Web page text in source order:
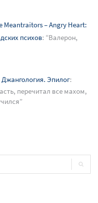
Meantraitors – Angry Heart:
психов: “Валерон,
Эпилог:
перечитал все махом,
”